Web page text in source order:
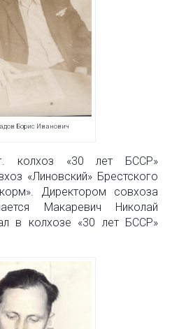
Борис Иванович
колхоз «30 лет БССР»
«Линовский» Брестского
Директором совхоза
Макаревич Николай
в колхозе «30 лет БССР»